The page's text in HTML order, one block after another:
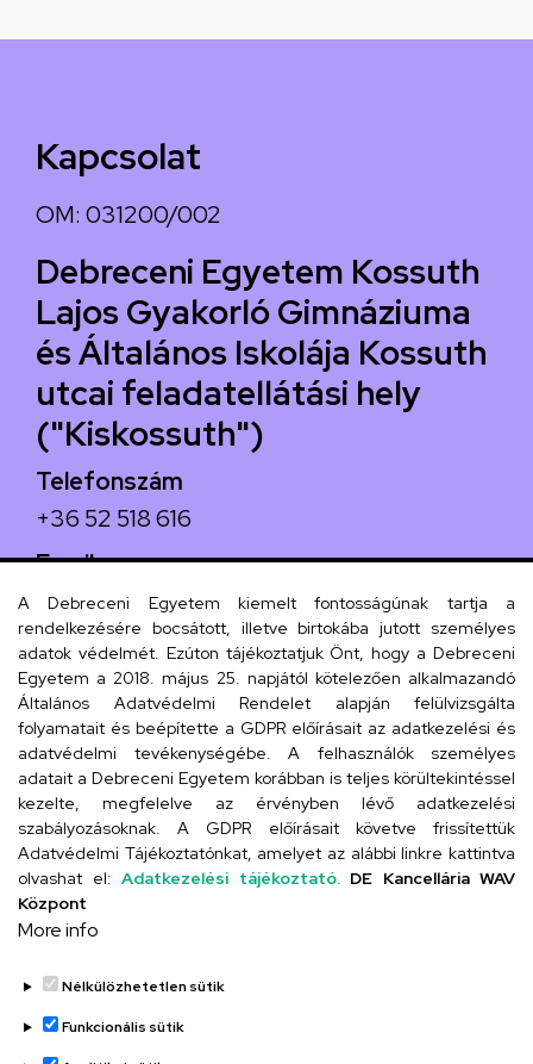
Kapcsolat
OM: 031200/002
Debreceni Egyetem Kossuth
Lajos Gyakorló Gimnáziuma
és Általános Iskolája Kossuth
utcai feladatellátási hely
("Kiskossuth")
Telefonszám
+36 52 518 616
Email
iskola@kossuth-alt.unideb.hu
Cím
4024 Debrecen, Kossuth utca 33.
Szervezeti telefonkönyv
UD telefonkönyv
A Debreceni Egyetem kiemelt fontosságúnak tartja a
rendelkezésére bocsátott, illetve birtokába jutott személyes
adatok védelmét. Ezúton tájékoztatjuk Önt, hogy a Debreceni
Egyetem a 2018. május 25. napjától kötelezően alkalmazandó
Általános Adatvédelmi Rendelet alapján felülvizsgálta
folyamatait és beépítette a GDPR előírásait az adatkezelési és
adatvédelmi tevékenységébe. A felhasználók személyes
adatait a Debreceni Egyetem korábban is teljes körültekintéssel
kezelte, megfelelve az érvényben lévő adatkezelési
szabályozásoknak. A GDPR előírásait követve frissítettük
Adatvédelmi Tájékoztatónkat, amelyet az alábbi linkre kattintva
olvashat el: Adatkezelési tájékoztató. DE Kancellária WAV
Központ
More info
Nélkülözhetetlen sütik
Funkcionális sütik